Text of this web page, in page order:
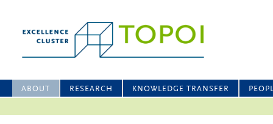
ABOUT RESEARCH KNOWLEDGE TRANSFER